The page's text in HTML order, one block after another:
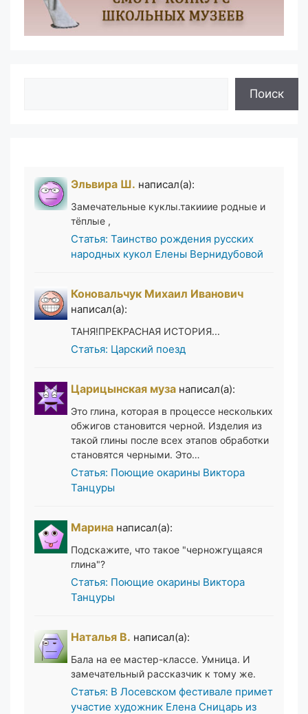
Поиск
Эльвира Ш. написал(а):
Замечательные куклы.такииие родные и
тёплые ,
Статья: Таинство рождения русских
народных кукол Елены Вернидубовой
Коновальчук Михаил Иванович
написал(а):
ТАНЯ!ПРЕКРАСНАЯ ИСТОРИЯ...
Статья: Царский поезд
Царицынская муза написал(а):
Это глина, которая в процессе нескольких
обжигов становится черной. Изделия из
такой глины после всех этапов обработки
становятся черными. Это…
Статья: Поющие окарины Виктора
Танцуры
Марина написал(а):
Подскажите, что такое "черножгущаяся
глина"?
Статья: Поющие окарины Виктора
Танцуры
Наталья В. написал(а):
Бала на ее мастер-классе. Умница. И
замечательный рассказчик к тому же.
Статья: В Лосевском фестивале примет
участие художник Елена Сницарь из